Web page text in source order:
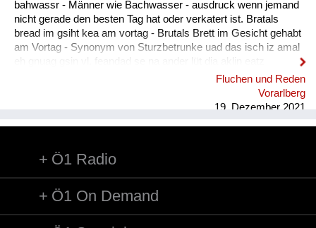
bahwassr - Männer wie Bachwasser - ausdruck wenn jemand
nicht gerade den besten Tag hat oder verkatert ist. Bratals
bread im gsiht kea am vortag - Brutals Brett im Gesicht gehabt
am Vortag - Synonym von Sturzbetrunke uad das isch iz amal
intreigad. - Gut das war jetzt vorerst genug vielleicht finden
Fluchen und Reden
Vorarlberg
19. Dezember 2021
Ö1 Radio
Ö1 On Demand